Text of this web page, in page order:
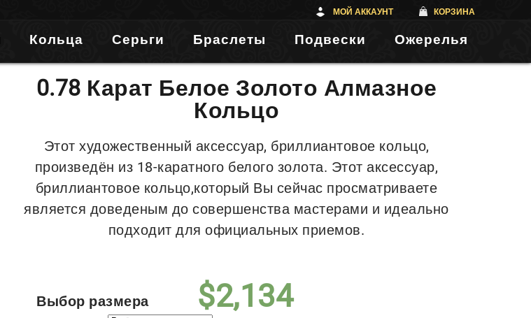
МОЙ АККАУНТ КОРЗИНА
Кольца Серьги Браслеты Подвески Ожерелья
0.78 Карат Белое Золото Алмазное
Кольцо
Этот художественный аксессуар, бриллиантовое кольцо,
произведён из 18-каратного белого золота. Этот аксессуар,
бриллиантовое кольцо,который Вы сейчас просматриваете
является доведеным до совершенства мастерами и идеально
подходит для официальных приемов.
$2,134
Выбор размера